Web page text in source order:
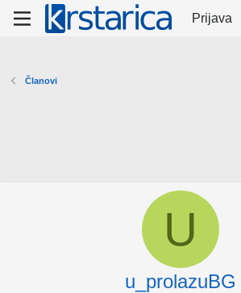
Prijava
Članovi
U
u_prolazuBG